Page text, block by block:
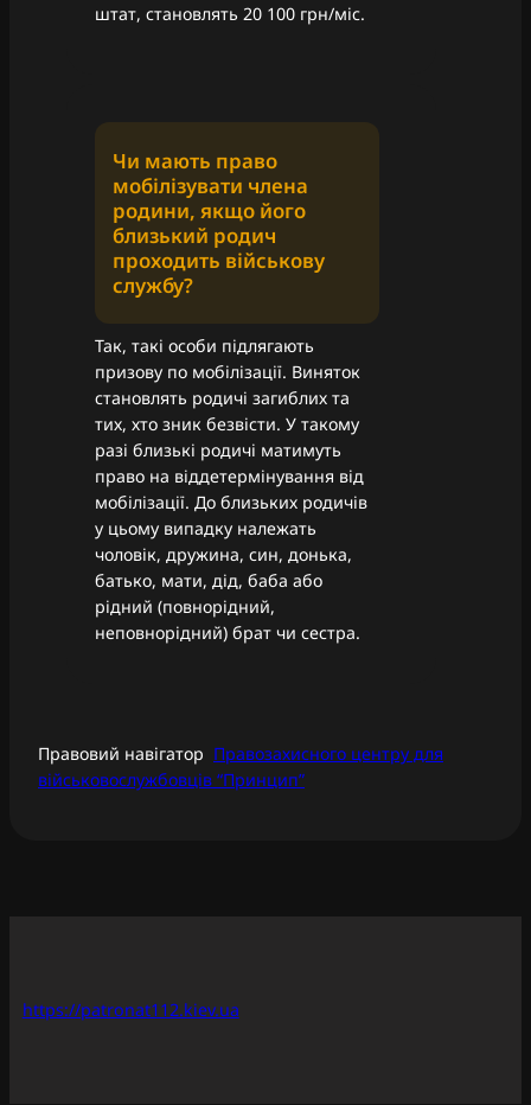
штат, становлять 20 100 грн/міс.
Чи мають право
мобілізувати члена
родини, якщо його
близький родич
проходить військову
службу?
Так, такі особи підлягають
призову по мобілізації. Виняток
становлять родичі загиблих та
тих, хто зник безвісти. У такому
разі близькі родичі матимуть
право на віддетермінування від
мобілізації. До близьких родичів
у цьому випадку належать
чоловік, дружина, син, донька,
батько, мати, дід, баба або
рідний (повнорідний,
неповнорідний) брат чи сестра.
Правовий навігатор Правозахисного центру для
військовослужбовців “Принцип”
https://patronat112.kiev.ua